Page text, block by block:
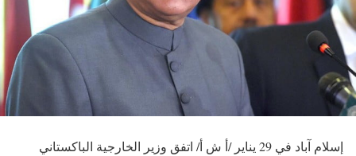
إسلام آباد في 29 يناير /أ ش أ/ اتفق وزير الخارجية الباكستاني